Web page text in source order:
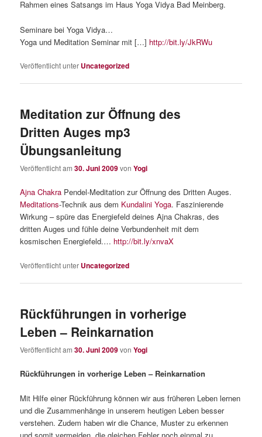
Rahmen eines Satsangs im Haus Yoga Vidya Bad Meinberg.
Seminare bei Yoga Vidya…
Yoga und Meditation Seminar mit […] http://bit.ly/JkRWu
Veröffentlicht unter Uncategorized
Meditation zur Öffnung des
Dritten Auges mp3
Übungsanleitung
Veröffentlicht am30. Juni 2009vonYogi
Ajna Chakra Pendel-Meditation zur Öffnung des Dritten Auges.
Meditations-Technik aus dem Kundalini Yoga. Faszinierende
Wirkung – spüre das Energiefeld deines Ajna Chakras, des
dritten Auges und fühle deine Verbundenheit mit dem
kosmischen Energiefeld.… http://bit.ly/xnvaX
Veröffentlicht unter Uncategorized
Rückführungen in vorherige
Leben – Reinkarnation
Veröffentlicht am30. Juni 2009vonYogi
Rückführungen in vorherige Leben – Reinkarnation
Mit Hilfe einer Rückführung können wir aus früheren Leben lernen
und die Zusammenhänge in unserem heutigen Leben besser
verstehen. Zudem haben wir die Chance, Muster zu erkennen